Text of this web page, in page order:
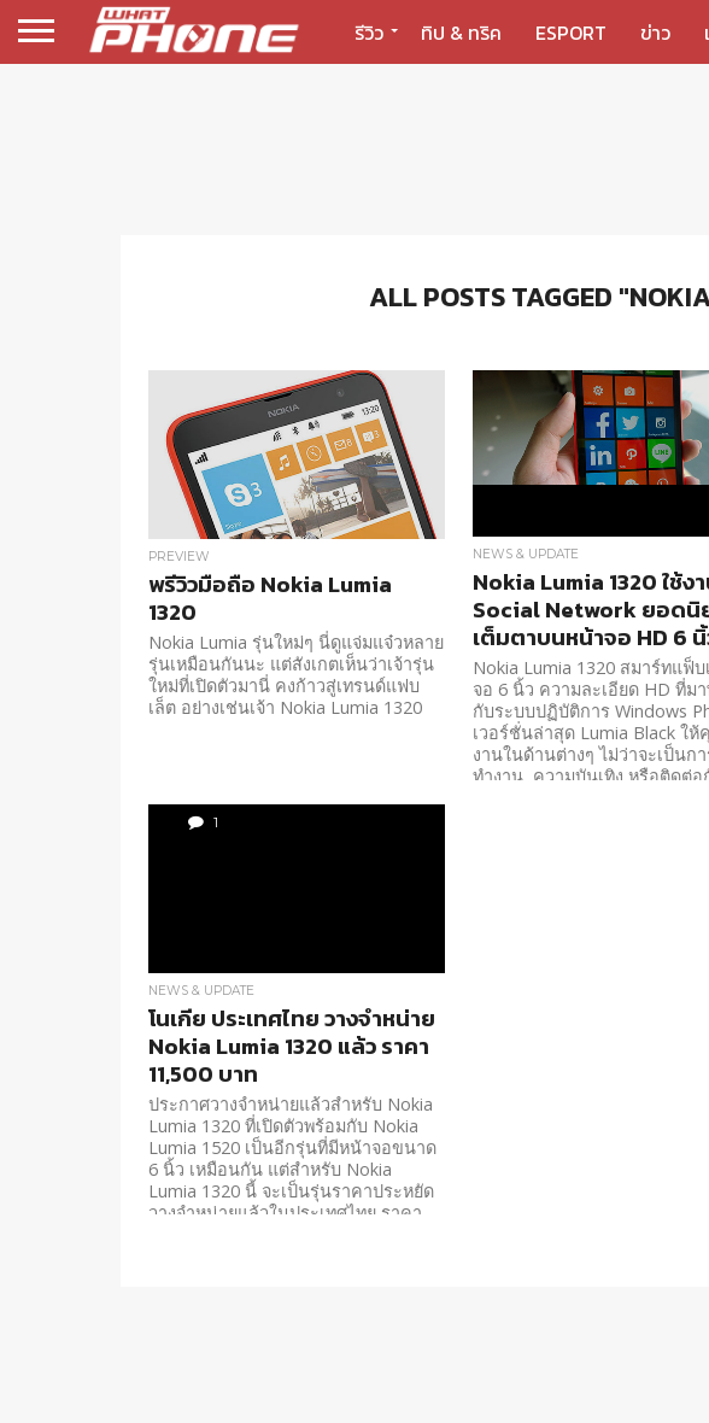
รีวิว ทิป & ทริค ESPORT ข่าว
ALL POSTS TAGGED
PREVIEW
พรีวิวมือถือ Nokia Lumia
1320
Nokia Lumia รุ่นใหม่ๆ นี่ดูแจ่มแจ๋วหลาย
รุ่นเหมือนกันนะ แต่สังเกตเห็นว่าเจ้ารุ่น
ใหม่ที่เปิดตัวมานี่ คงก้าวสู่เทรนด์แฟบ
เล็ต อย่างเช่นเจ้า Nokia Lumia 1320
NEWS & UPDATE
Nokia Lumia 1320 ใช้ง
Social Network ยอดนิ
เต็มตาบนหน้าจอ HD 6
Nokia Lumia 1320 สมาร์ทแฟ็
จอ 6 นิ้ว ความละเอียด HD ที่ม
กับระบบปฏิบัติการ Windows
เวอร์ชั่นล่าสุด Lumia Black ใ
งานในด้านต่างๆ ไม่ว่าจะเป็นกา
ทำงาน, ความบันเทิง หรือติดต่อ
1
NEWS & UPDATE
โนเกีย ประเทศไทย วางจำหน่าย
Nokia Lumia 1320 แล้ว ราคา
11,500 บาท
ประกาศวางจำหน่ายแล้วสำหรับ Nokia
Lumia 1320 ที่เปิดตัวพร้อมกับ Nokia
Lumia 1520 เป็นอีกรุ่นที่มีหน้าจอขนาด
6 นิ้ว เหมือนกัน แต่สำหรับ Nokia
Lumia 1320 นี้ จะเป็นรุ่นราคาประหยัด
วางจำหน่ายแล้วในประเทศไทย ราคา